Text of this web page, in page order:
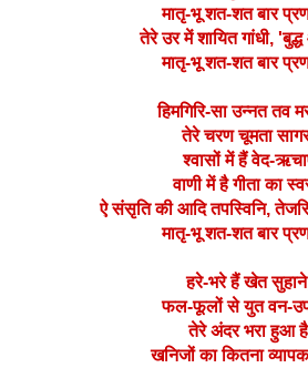
मातृ-भू शत-शत बार
तेरे उर में शायित गांधी,
मातृ-भू शत-शत बार
हिमगिरि-सा उन्नत तव
तेरे चरण चूमता
श्वासों में हैं वेद-
वाणी में है गीता का
ऐ संसृति की आदि तपस्विनि,
मातृ-भू शत-शत बार
हरे-भरे हैं खेत
फल-फूलों से युत वन-
तेरे अंदर भरा हुआ है
खनिजों का कितना